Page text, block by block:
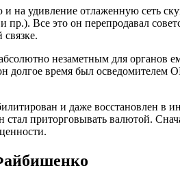
на удивление отлаженную сеть
Все это он перепродавал
незаметным для органов
долгое время был
и даже восстановлен в
стал приторговывать валютой.